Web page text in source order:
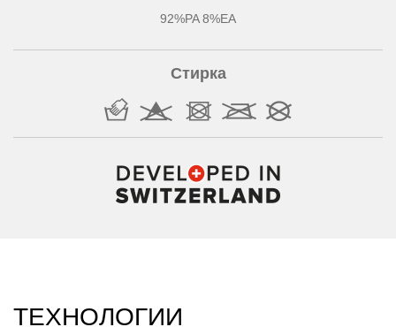
92%PA 8%EA
Стирка
ТЕХНОЛОГИИ